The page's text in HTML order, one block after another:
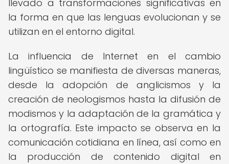
llevado a transformaciones significativas en
la forma en que las lenguas evolucionan y se
utilizan en el entorno digital.
La influencia de Internet en el cambio
lingüístico se manifiesta de diversas maneras,
desde la adopción de anglicismos y la
creación de neologismos hasta la difusión de
modismos y la adaptación de la gramática y
la ortografía. Este impacto se observa en la
comunicación cotidiana en línea, así como en
la producción de contenido digital en